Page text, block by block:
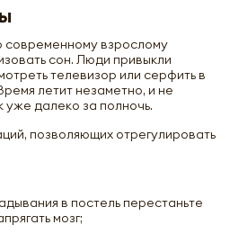
современному взрослому
сон. Люди привыкли
телевизор или серфить в
летит незаметно, и не
уже далеко за полночь.
позволяющих отрегулировать
в постель перестаньте
мозг;